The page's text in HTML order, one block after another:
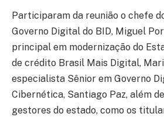
Participaram da reunião o chefe
Governo Digital do BID, Miguel
principal em modernização do
de crédito Brasil Mais Digital,
especialista Sênior em Governo
Cibernética, Santiago Paz, além
gestores do estado, como os